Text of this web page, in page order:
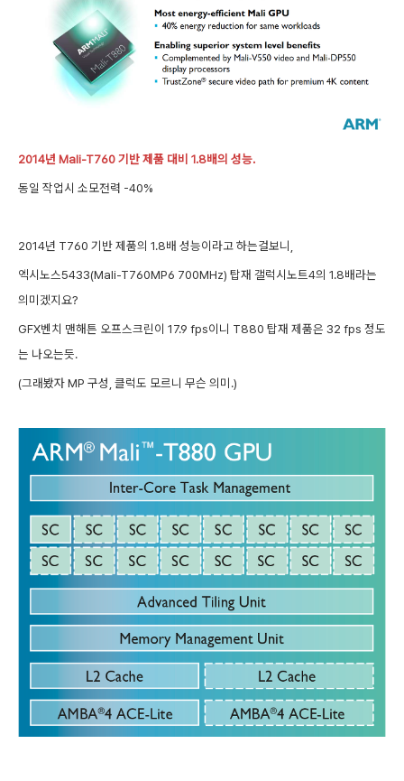
2014년 Mali-T760 기반 제품 대비 1.8배의 성능.
동일 작업시 소모전력 -40%
2014년 T760 기반 제품의 1.8배 성능이라고 하는걸보니,
엑시노스5433(Mali-T760MP6 700MHz) 탑재 갤럭시노트4의 1.8배라는
의미겠지요?
GFX벤치 맨해튼 오프스크린이 17.9 fps이니 T880 탑재 제품은 32 fps 정도
는 나오는듯.
(그래봤자 MP 구성, 클럭도 모르니 무슨 의미.)